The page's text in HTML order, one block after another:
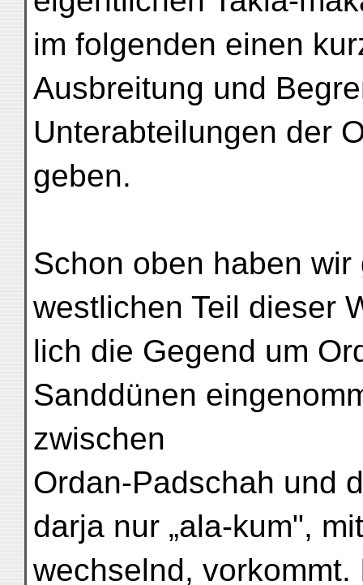
im folgenden einen
Ausbreitung und
Unterabteilungen der
geben.
Schon oben haben
westlichen Teil dieser
lich die Gegend um
Sanddünen
zwischen
Ordan-Padschah und
darja nur „ala-kum",
wechselnd,